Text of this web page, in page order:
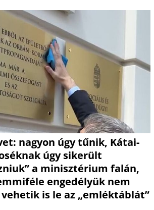
nagyon úgy tűnik, Kátai-
úgy sikerült
a minisztérium falán,
engedélyük nem
is le az „emléktáblát”